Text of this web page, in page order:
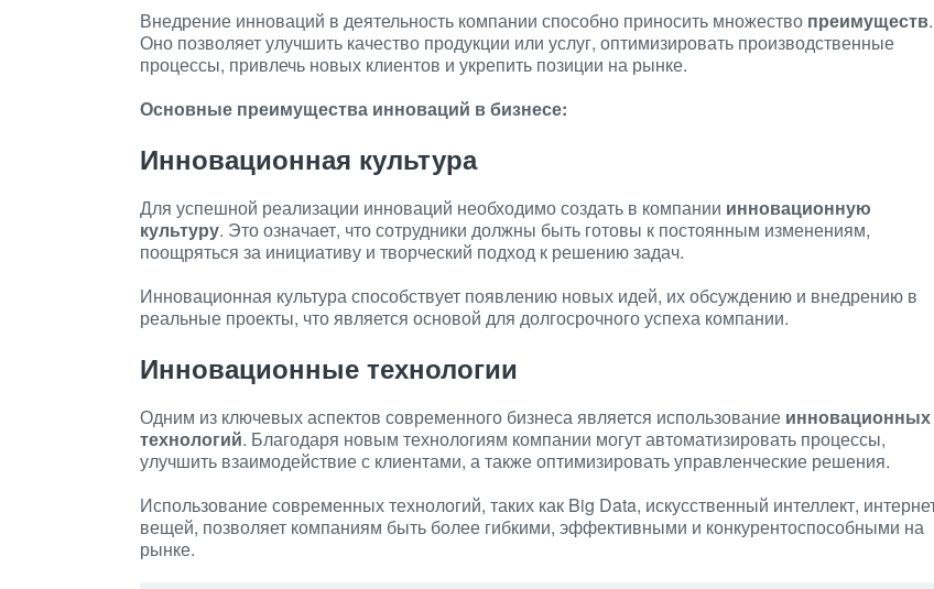
Внедрение инноваций в деятельность компании способно приносить множество преимуществ.
Оно позволяет улучшить качество продукции или услуг, оптимизировать производственные
процессы, привлечь новых клиентов и укрепить позиции на рынке.
Основные преимущества инноваций в бизнесе:
Инновационная культура
Для успешной реализации инноваций необходимо создать в компании инновационную
культуру. Это означает, что сотрудники должны быть готовы к постоянным изменениям,
поощряться за инициативу и творческий подход к решению задач.
Инновационная культура способствует появлению новых идей, их обсуждению и внедрению в
реальные проекты, что является основой для долгосрочного успеха компании.
Инновационные технологии
Одним из ключевых аспектов современного бизнеса является использование инновационных
технологий. Благодаря новым технологиям компании могут автоматизировать процессы,
улучшить взаимодействие с клиентами, а также оптимизировать управленческие решения.
Использование современных технологий, таких как Big Data, искусственный интеллект,
вещей, позволяет компаниям быть более гибкими, эффективными и конкурентоспособными на
рынке.